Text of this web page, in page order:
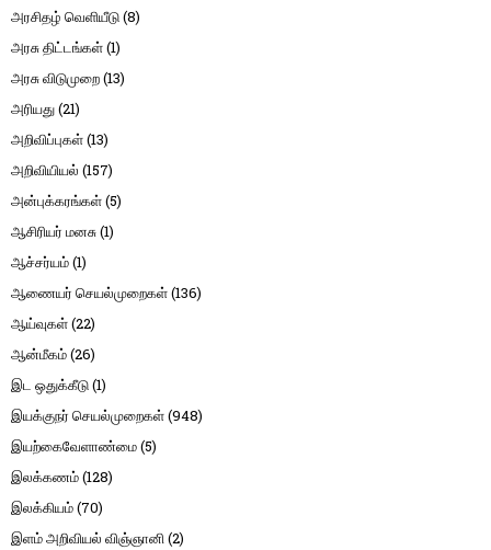
அரசிதழ் வெளியீடு(8)
அரசு திட்டங்கள்(1)
அரசு விடுமுறை(13)
அரியது(21)
அறிவிப்புகள்(13)
அறிவியியல் (157)
அன்புக்கரங்கள்(5)
ஆசிரியர் மனசு(1)
ஆச்சர்யம்(1)
ஆணையர் செயல்முறைகள்(136)
ஆய்வுகள்(22)
ஆன்மீகம்(26)
இட ஒதுக்கீடு(1)
இயக்குநர் செயல்முறைகள்(948)
இயற்கைவேளாண்மை(5)
இலக்கணம்(128)
இலக்கியம்(70)
இளம் அறிவியல் விஞ்ஞானி(2)